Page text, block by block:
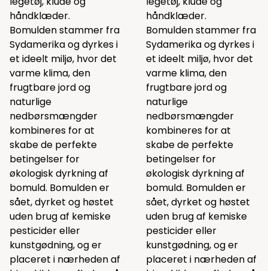
håndklæder.
Bomulden stammer fra
Sydamerika og dyrkes i
et ideelt miljø, hvor det
varme klima, den
frugtbare jord og
naturlige
nedbørsmængder
kombineres for at
skabe de perfekte
betingelser for
økologisk dyrkning af
bomuld. Bomulden er
sået, dyrket og høstet
uden brug af kemiske
pesticider eller
kunstgødning, og er
placeret i nærheden af
håndklæder.
Bomulden stammer fra
Sydamerika og dyrkes i
et ideelt miljø, hvor det
varme klima, den
frugtbare jord og
naturlige
nedbørsmængder
kombineres for at
skabe de perfekte
betingelser for
økologisk dyrkning af
bomuld. Bomulden er
sået, dyrket og høstet
uden brug af kemiske
pesticider eller
kunstgødning, og er
placeret i nærheden af